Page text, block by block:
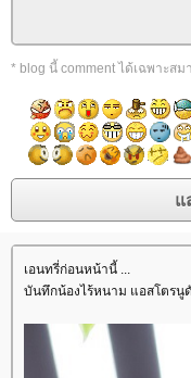
* blog นี้ comment ได้เฉพาะสม
เอนทรี่ก่อนหน้านี้ ...
บันทึกน้องไร้หนาม แอสโตรนู